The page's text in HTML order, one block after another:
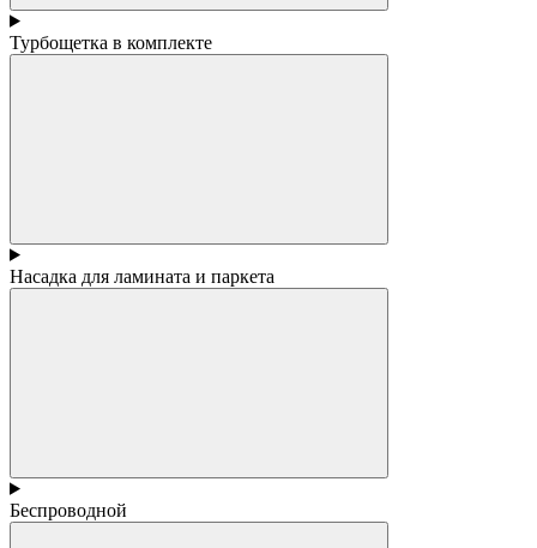
Турбощетка в комплекте
Насадка для ламината и паркета
Беспроводной